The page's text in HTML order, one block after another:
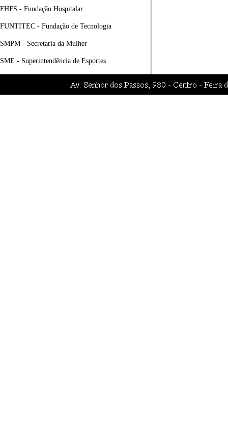
FHFS - Fundação Hospitalar
FUNTITEC - Fundação de Tecnologia
SMPM - Secretaria da Mulher
SME - Superintendência de Esportes